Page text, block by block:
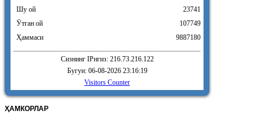
Шу ой
Ӯтган ой
Ҳаммаси
23741
107749
9887180
Сизнинг IPнгиз: 216.73.216.122
Бугун: 06-08-2026 23:16:19
Visitors Counter
ҲАМКОРЛАР